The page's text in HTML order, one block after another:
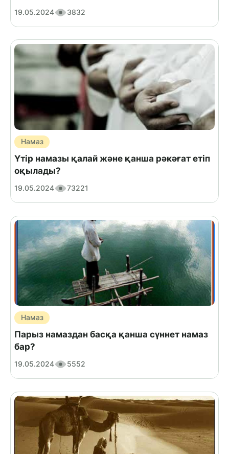
19.05.2024 3832
Намаз
Үтір намазы қалай және қанша рәкәғат етіп
оқылады?
19.05.2024 73221
Намаз
Парыз намаздан басқа қанша сүннет намаз
бар?
19.05.2024 5552